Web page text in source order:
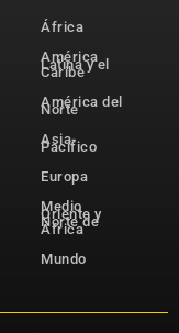
África
América
Latina y el
Caribe
América del
Norte
Asia-
Pacífico
Europa
Medio
Oriente y
Norte de
África
Mundo